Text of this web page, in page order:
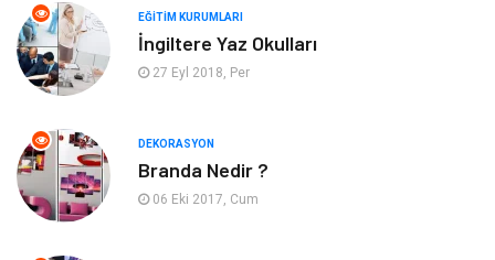
Otomotiv
Yapı İnşaat
Tatil
Bahçe Ev Maden ve Metal
EĞITIM KURUMLARI
İngiltere Yaz Okulları
27 Eyl 2018, Per
DEKORASYON
Branda Nedir ?
06 Eki 2017, Cum